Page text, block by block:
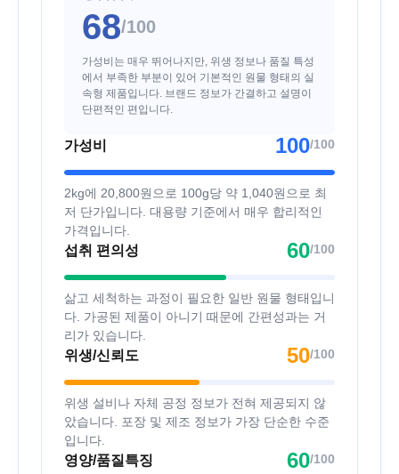
68/100
가성비는 매우 뛰어나지만, 위생 정보나 품질 특성
에서 부족한 부분이 있어 기본적인 원물 형태의 실
속형 제품입니다. 브랜드 정보가 간결하고 설명이
단편적인 편입니다.
가성비 100/100
2kg에 20,800원으로 100g당 약 1,040원으로 최
저 단가입니다. 대용량 기준에서 매우 합리적인
가격입니다.
섭취 편의성 60/100
삶고 세척하는 과정이 필요한 일반 원물 형태입니
다. 가공된 제품이 아니기 때문에 간편성과는 거
리가 있습니다.
위생/신뢰도 50/100
위생 설비나 자체 공정 정보가 전혀 제공되지 않
았습니다. 포장 및 제조 정보가 가장 단순한 수준
입니다.
영양/품질특징 60/100